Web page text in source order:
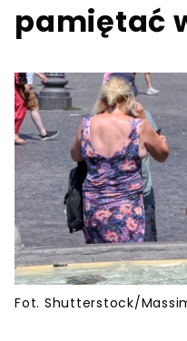
pamiętać
Fot. Shutterstock/